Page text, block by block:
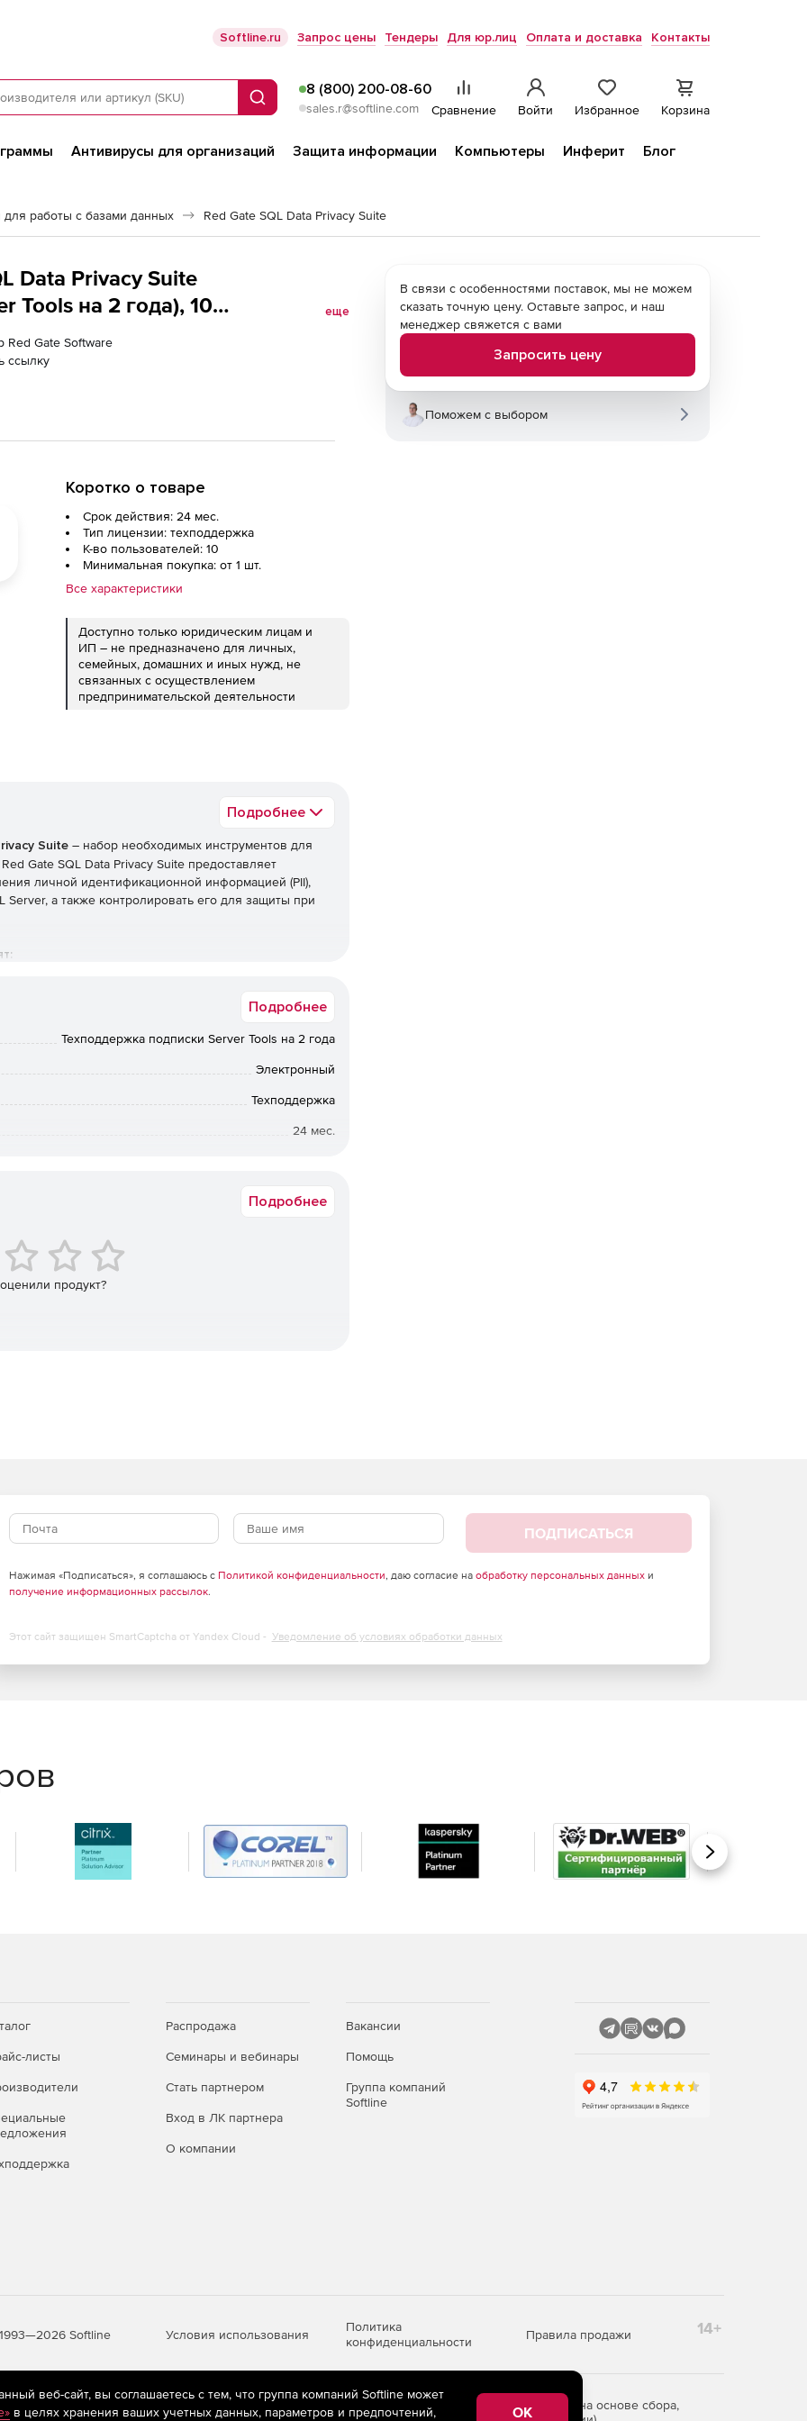
Softline.ru Запрос цены Тендеры Для юр.лиц Оплата и доставка Контакты
Поиск
8 (800) 200-08-60
sales.r@softline.com Сравнение Войти Избранное Корзина
Антивирусы для организаций Защита информации Компьютеры Инферит
Блог
работы с базами данных Red Gate SQL Data Privacy Suite
Data Privacy Suite
Tools на 2 года), 10
еще
Red Gate Software
ссылку
Коротко о товаре
Срок действия: 24 мес.
Тип лицензии: техподдержка
К-во пользователей: 10
Минимальная покупка: от 1 шт.
Все характеристики
Доступно только юридическим лицам и
ИП – не предназначено для личных,
семейных, домашних и иных нужд, не
связанных с осуществлением
предпринимательской деятельности
Подробнее
Suite – набор необходимых инструментов для
Gate SQL Data Privacy Suite предоставляет
личной идентификационной информацией (PII),
Server, а также контролировать его для защиты при
SQL Server, от производственных серверов
информации о том, где находятся базы данных,
через постоянное отслеживание, управление и
Подробнее
Техподдержка подписки Server Tools на 2 года
Электронный
Техподдержка
24 мес.
Подробнее
продукт?
В связи с особенностями поставок, мы не можем
сказать точную цену. Оставьте запрос, и наш
менеджер свяжется с вами
Запросить цену
Поможем с выбором
ПОДПИСАТЬСЯ
Нажимая «Подписаться», я соглашаюсь с Политикой конфиденциальности, даю согласие на обработку персональных данныхи
получение информационных рассылок.
Этот сайт защищен SmartCaptcha от Yandex Cloud - Уведомление об условиях обработки данных
Вперед
листы
Распродажа
Семинары и вебинары
Стать партнером
Вход в ЛК партнера
О компании
Вакансии
Помощь
Группа компаний
Softline
Softline Условия использования
Политика
конфиденциальности
Правила продажи 14+
рекомендательные технологии
(информационные технологии предоставления информации на основе сбора,
веб-сайт, вы соглашаетесь с тем, что группа компаний Softline может
в целях хранения ваших учетных данных, параметров и предпочтений, OK